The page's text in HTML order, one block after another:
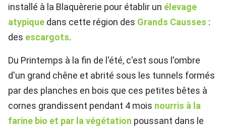
installé à la Blaquèrerie pour établir un élevage
atypique dans cette région des Grands Causses :
des escargots.
Du Printemps à la fin de l'été, c'est sous l'ombre
d'un grand chêne et abrité sous les tunnels formés
par des planches en bois que ces petites bêtes à
cornes grandissent pendant 4 mois nourris à la
farine bio et par la végétation poussant dans le